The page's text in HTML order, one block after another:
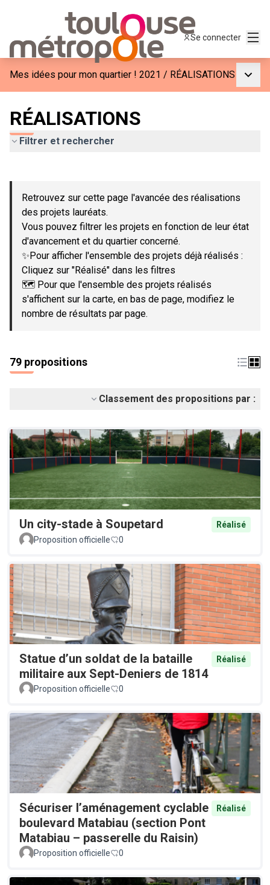
Se connecter
Mes idées pour mon quartier ! 2021 / RÉALISATIONS
RÉALISATIONS
Filtrer et rechercher
−
Retrouvez sur cette page l'avancée des réalisations
des projets lauréats.
Vous pouvez filtrer les projets en fonction de leur état
d'avancement et du quartier concerné.
✨Pour afficher l'ensemble des projets déjà réalisés :
Cliquez sur "Réalisé" dans les filtres
🗺️ Pour que l'ensemble des projets réalisés
s'affichent sur la carte, en bas de page, modifiez le
nombre de résultats par page.
79 propositions
Classement des propositions par :
Un city-stade à Soupetard
Réalisé
Proposition officielle
0
Statue d’un soldat de la bataille
militaire aux Sept-Deniers de 1814
Réalisé
Proposition officielle 0
Sécuriser l’aménagement cyclable
boulevard Matabiau (section Pont
Matabiau – passerelle du Raisin)
Réalisé
Proposition officielle 0